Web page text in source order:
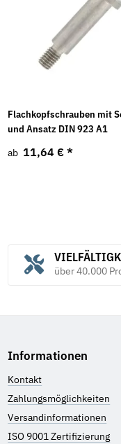
Flachkopfschrauben mit
und Ansatz DIN 923 A1
ab 11,64 € *
über 40.000
Informationen
Kontakt
Zahlungsmöglichkeiten
Versandinformationen
ISO 9001 Zertifizierung